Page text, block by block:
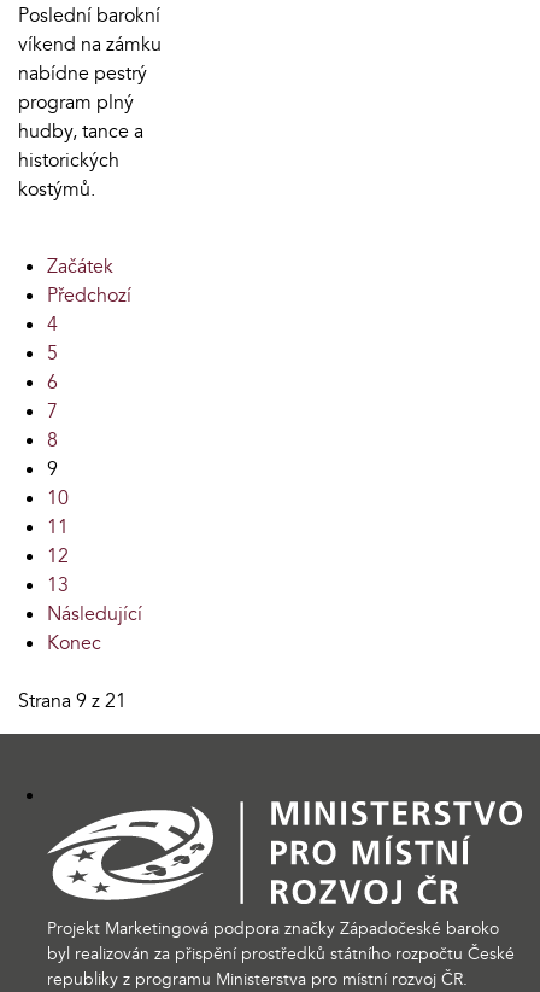
Poslední barokní
víkend na zámku
nabídne pestrý
program plný
hudby, tance a
historických
kostýmů.
Začátek
Předchozí
4
5
6
7
8
9
10
11
12
13
Následující
Konec
Strana 9 z 21
Projekt Marketingová podpora značky Západočeské baroko
byl realizován za přispění prostředků státního rozpočtu České
republiky z programu Ministerstva pro místní rozvoj ČR.